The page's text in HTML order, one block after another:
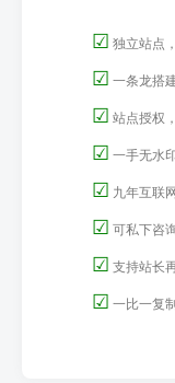
☑ 独立站点
☑ 一条龙搭
☑ 站点授权
☑ 一手无水
☑ 九年互联
☑ 可私下咨
☑ 支持站长
☑ 一比一复